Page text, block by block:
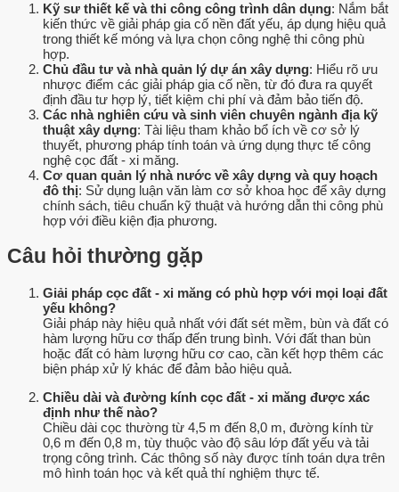
Kỹ sư thiết kế và thi công công trình dân dụng: Nắm bắt
kiến thức về giải pháp gia cố nền đất yếu, áp dụng hiệu quả
trong thiết kế móng và lựa chọn công nghệ thi công phù
hợp.
Chủ đầu tư và nhà quản lý dự án xây dựng: Hiểu rõ ưu
nhược điểm các giải pháp gia cố nền, từ đó đưa ra quyết
định đầu tư hợp lý, tiết kiệm chi phí và đảm bảo tiến độ.
Các nhà nghiên cứu và sinh viên chuyên ngành địa kỹ
thuật xây dựng: Tài liệu tham khảo bổ ích về cơ sở lý
thuyết, phương pháp tính toán và ứng dụng thực tế công
nghệ cọc đất - xi măng.
Cơ quan quản lý nhà nước về xây dựng và quy hoạch
đô thị: Sử dụng luận văn làm cơ sở khoa học để xây dựng
chính sách, tiêu chuẩn kỹ thuật và hướng dẫn thi công phù
hợp với điều kiện địa phương.
Câu hỏi thường gặp
Giải pháp cọc đất - xi măng có phù hợp với mọi loại đất
yếu không?
Giải pháp này hiệu quả nhất với đất sét mềm, bùn và đất có
hàm lượng hữu cơ thấp đến trung bình. Với đất than bùn
hoặc đất có hàm lượng hữu cơ cao, cần kết hợp thêm các
biện pháp xử lý khác để đảm bảo hiệu quả.
Chiều dài và đường kính cọc đất - xi măng được xác
định như thế nào?
Chiều dài cọc thường từ 4,5 m đến 8,0 m, đường kính từ
0,6 m đến 0,8 m, tùy thuộc vào độ sâu lớp đất yếu và tải
trọng công trình. Các thông số này được tính toán dựa trên
mô hình toán học và kết quả thí nghiệm thực tế.